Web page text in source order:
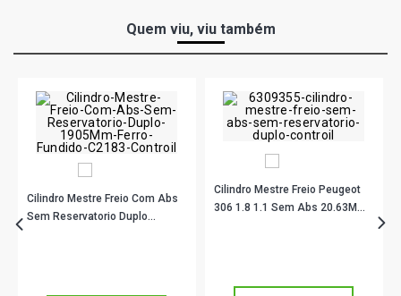
LS1525 STD CAMINHAO 9.6 10V OM355/5A DIESEL
(1987 - 1990)
Quem viu, viu também
Cilindro Mestre Freio Com Abs
Sem Reservatorio Duplo
Cilindro Mestre Freio Peugeot
306 1.8 1.1 Sem Abs 20.63Mm